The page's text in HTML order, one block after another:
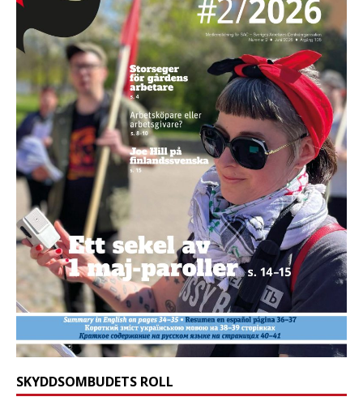
SKYDDSOMBUDETS ROLL